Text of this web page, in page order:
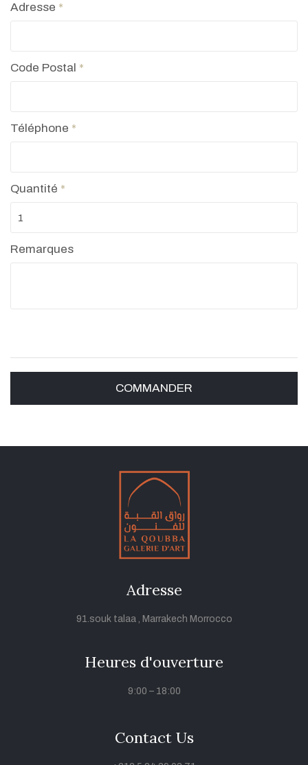
Adresse *
Code Postal *
Téléphone *
Quantité *
Remarques
Adresse
91.souk talaa , Marrakech Morrocco
Heures d'ouverture
9:00 – 18:00
Contact Us